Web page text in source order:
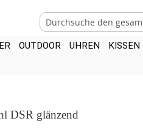
OUTDOOR UHREN KISSEN
DSR glänzend